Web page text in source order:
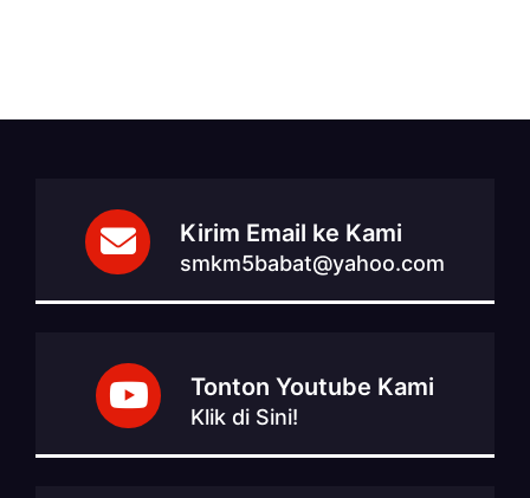
Kirim Email ke Kami
smkm5babat@yahoo.com
Tonton Youtube Kami
Klik di Sini!